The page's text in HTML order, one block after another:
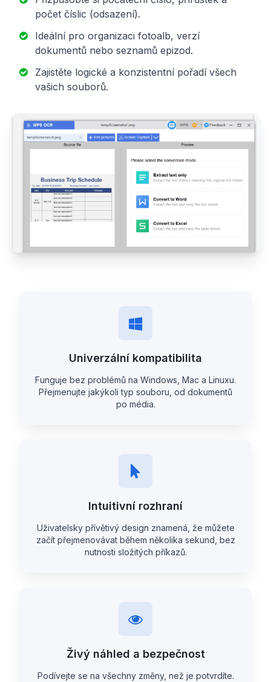
počet číslic (odsazení).
Ideální pro organizaci fotoalb, verzí
dokumentů nebo seznamů epizod.
Zajistěte logické a konzistentní pořadí všech
vašich souborů.
Univerzální kompatibilita
Funguje bez problémů na Windows, Mac a Linuxu.
Přejmenujte jakýkoli typ souboru, od dokumentů
po média.
Intuitivní rozhraní
Uživatelsky přívětivý design znamená, že můžete
začít přejmenovávat během několika sekund, bez
nutnosti složitých příkazů.
Živý náhled a bezpečnost
Podívejte se na všechny změny, než je potvrdíte.